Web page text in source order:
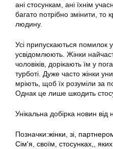
ані стосункам, ані їхнім
багато потрібно змінити, то
людину.
Усі припускаються помилок
усвідомлюють. Жінки
чоловіків, дорікають їм у
турботі. Дуже часто жінки
мріють, щоб їх розуміли за
Однак це лише шкодить
Унікальна добірка новин від
Позначки:жінки, зі,
Сім'я, своїм, стосунках,, яких